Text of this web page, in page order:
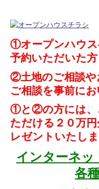
①オープンハウス
予約いただいた方
②土地のご相談や
ご相談を事前に
①と②の方には、
ただける２０万
レゼントいたし
インターネッ
各